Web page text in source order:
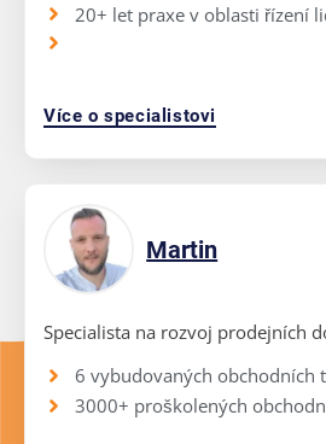
20+ let praxe v oblasti řízení
Více o specialistovi
Martin
Specialista na rozvoj prodejních
6 vybudovaných obchodních
3000+ proškolených